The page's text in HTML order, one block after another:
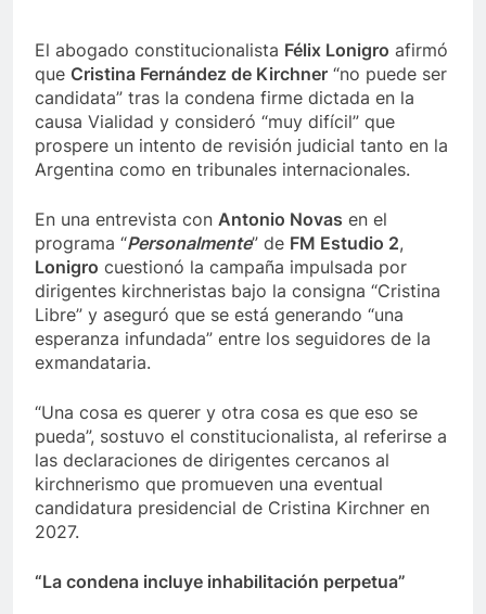
El abogado constitucionalista Félix Lonigro afirmó
que Cristina Fernández de Kirchner “no puede ser
candidata” tras la condena firme dictada en la
causa Vialidad y consideró “muy difícil” que
prospere un intento de revisión judicial tanto en la
Argentina como en tribunales internacionales.
En una entrevista con Antonio Novas en el
programa “Personalmente” de FM Estudio 2,
Lonigro cuestionó la campaña impulsada por
dirigentes kirchneristas bajo la consigna “Cristina
Libre” y aseguró que se está generando “una
esperanza infundada” entre los seguidores de la
exmandataria.
“Una cosa es querer y otra cosa es que eso se
pueda”, sostuvo el constitucionalista, al referirse a
las declaraciones de dirigentes cercanos al
kirchnerismo que promueven una eventual
candidatura presidencial de Cristina Kirchner en
2027.
“La condena incluye inhabilitación perpetua”